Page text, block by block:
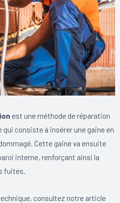
est une méthode de réparation
consiste à insérer une gaine en
Cette gaine va ensuite
interne, renforçant ainsi la
fuites.
consultez notre article